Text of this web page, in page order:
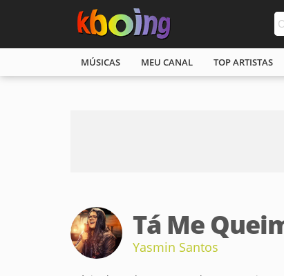
MÚSICAS MEU CANAL TOP ARTISTAS
Tá Me
Yasmin Santos